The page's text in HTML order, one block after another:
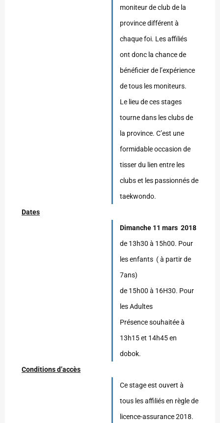
moniteur de club de la
province différent à
chaque foi. Les affiliés
ont donc la chance de
bénéficier de l’expérience
de tous les moniteurs.
Le lieu de ces stages
tourne dans les clubs de
la province. C’est une
formidable occasion de
tisser du lien entre les
clubs et les passionnés de
taekwondo.
Dates
Dimanche 11 mars 2018
de 13h30 à 15h00. Pour
les enfants ( à partir de
7ans)
de 15h00 à 16H30. Pour
les Adultes
Présence souhaitée à
13h15 et 14h45 en
dobok.
Conditions d’accès
Ce stage est ouvert à
tous les affiliés en règle de
licence-assurance 2018.